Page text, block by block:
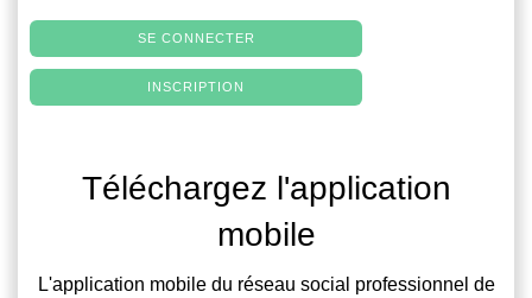
SE CONNECTER
INSCRIPTION
Téléchargez l'application
mobile
L'application mobile du réseau social professionnel de